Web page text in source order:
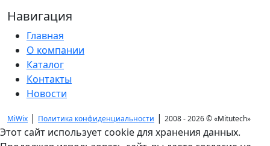
Навигация
Главная
О компании
Каталог
Контакты
Новости
MiWix | Политика конфиденциальности | 2008 - 2026 ©«Mitutech»
Этот сайт использует cookie для хранения данных.